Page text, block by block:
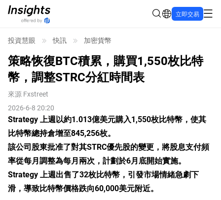
立即交易
投資慧眼 快訊 加密貨幣
策略恢復BTC積累，購買1,550枚比特
幣，調整STRC分紅時間表
來源 Fxstreet
2026-6-8 20:20
Strategy 上週以約1.013億美元購入1,550枚比特幣，使其
比特幣總持倉增至845,256枚。
該公司股東批准了對其STRC優先股的變更，將股息支付頻
率從每月調整為每月兩次，計劃於6月底開始實施。
Strategy 上週出售了32枚比特幣，引發市場情緒急劇下
滑，導致比特幣價格跌向60,000美元附近。